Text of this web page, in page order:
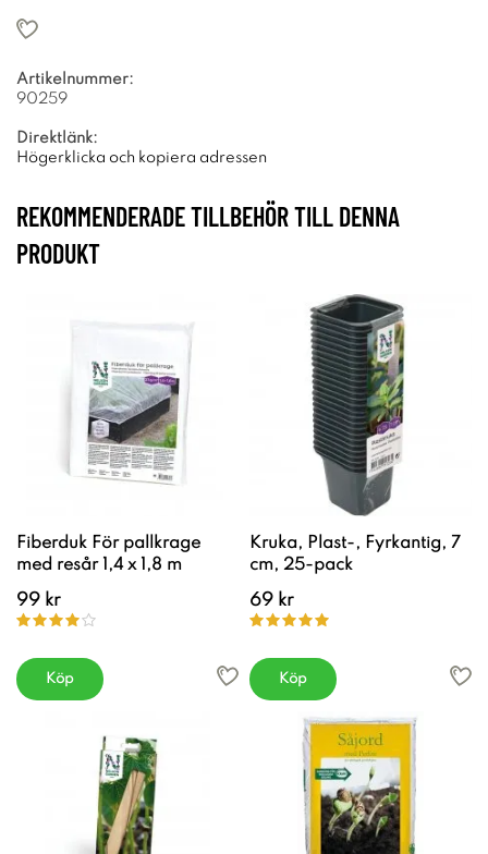
Artikelnummer:
90259
Direktlänk:
Högerklicka och kopiera adressen
REKOMMENDERADE TILLBEHÖR TILL DENNA
PRODUKT
Fiberduk För pallkrage
med resår 1,4 x 1,8 m
99 kr
Köp
Kruka, Plast-, Fyrkantig, 7
cm, 25-pack
69 kr
Köp